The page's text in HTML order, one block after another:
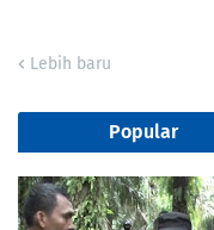
Lebih baru
Popular